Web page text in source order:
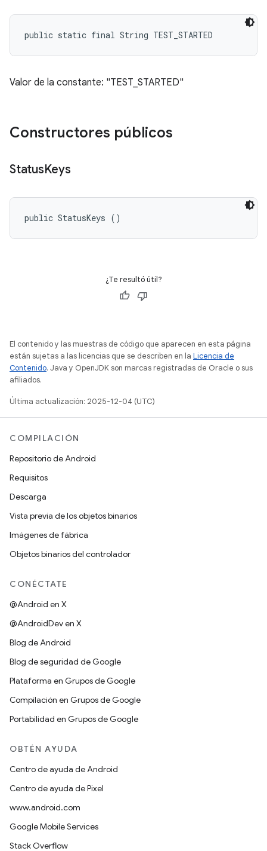
public static final String TEST_STARTED
Valor de la constante: "TEST_STARTED"
Constructores públicos
StatusKeys
public StatusKeys ()
¿Te resultó útil?
El contenido y las muestras de código que aparecen en esta página
están sujetas a las licencias que se describen en la Licencia de
Contenido. Java y OpenJDK son marcas registradas de Oracle o sus
afiliados.
Última actualización: 2025-12-04 (UTC)
COMPILACIÓN
Repositorio de Android
Requisitos
Descarga
Vista previa de los objetos binarios
Imágenes de fábrica
Objetos binarios del controlador
CONÉCTATE
@Android en X
@AndroidDev en X
Blog de Android
Blog de seguridad de Google
Plataforma en Grupos de Google
Compilación en Grupos de Google
Portabilidad en Grupos de Google
OBTÉN AYUDA
Centro de ayuda de Android
Centro de ayuda de Pixel
www.android.com
Google Mobile Services
Stack Overflow